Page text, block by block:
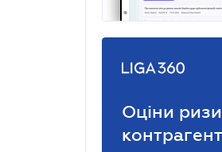
Оціни